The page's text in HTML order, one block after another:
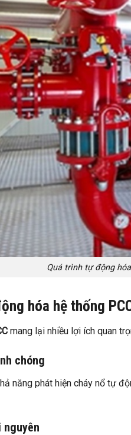
Quá trình tự động
hóa hệ thống
mang lại nhiều lợi ích quan
chóng
năng phát hiện cháy nổ tự